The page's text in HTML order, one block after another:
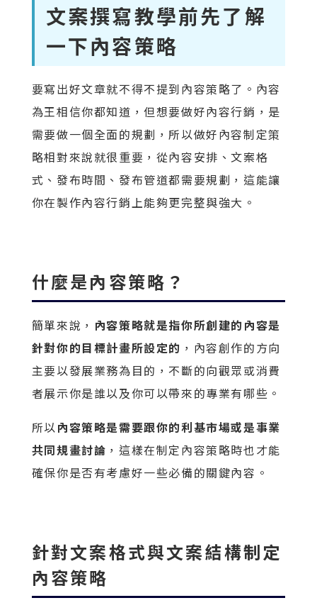
文案撰寫教學前先了解
一下內容策略
要寫出好文章就不得不提到內容策略了。內容
為王相信你都知道，但想要做好內容行銷，是
需要做一個全面的規劃，所以做好內容制定策
略相對來說就很重要，從內容安排、文案格
式、發布時間、發布管道都需要規劃，這能讓
你在製作內容行銷上能夠更完整與強大。
什麼是內容策略？
簡單來說， 內容策略就是指你所創建的內容是
針對你的目標計畫所設定的 ，內容創作的方向
主要以發展業務為目的，不斷的向觀眾或消費
者展示你是誰以及你可以帶來的專業有哪些。
所以內容策略是需要跟你的利基市場或是事業
共同規畫討論 ，這樣在制定內容策略時也才能
確保你是否有考慮好一些必備的關鍵內容。
針對文案格式與文案結構制定
內容策略